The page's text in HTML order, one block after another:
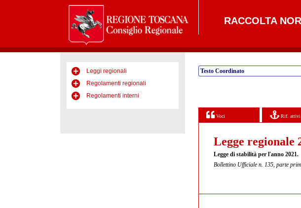
RACCOLTA
Leggi regionali
Regolamenti regionali
Regolamenti interni
Testo Coordinato
Voci Rif. attivi
Legge regionale
Legge di stabilità per l'anno 2021.
Bollettino Ufficiale n. 135, parte